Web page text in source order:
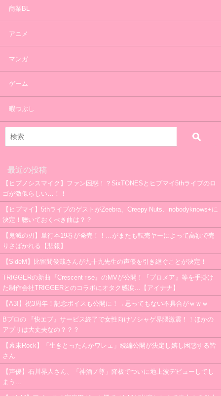
商業BL
アニメ
マンガ
ゲーム
暇つぶし
最近の投稿
【ヒプノシスマイク】ファン困惑！？SixTONESとヒプマイ5thライブのロ
ゴが激似らしい…！！
【ヒプマイ】5thライブのゲストがZeebra、Creepy Nuts、nobodyknows+に
決定！聴いておくべき曲は？？
【鬼滅の刃】単行本19巻が発売！！…がまたも転売ヤーによって高額で売
りさばかれる【悲報】
【SideM】比留間俊哉さんが九十九先生の声優を引き継ぐことが決定！
TRIGGERの新曲『Crescent rise』のMVが公開！『プロメア』等を手掛け
た制作会社TRIGGERとのコラボにオタク感涙…【アイナナ】
【A3!】祝3周年！記念ボイスも公開に！→思ってもない不具合がｗｗｗ
Bプロの 『快エブ』サービス終了で女性向けソシャゲ界隈激震！！ほかの
アプリは大丈夫なの？？？
【幕末Rock】「生きとったんかワレェ」続編公開が決定し嬉し困惑する皆
さん
【声優】石川界人さん、「神酒ノ尊」降板でついに地上波デビューしてし
まう…